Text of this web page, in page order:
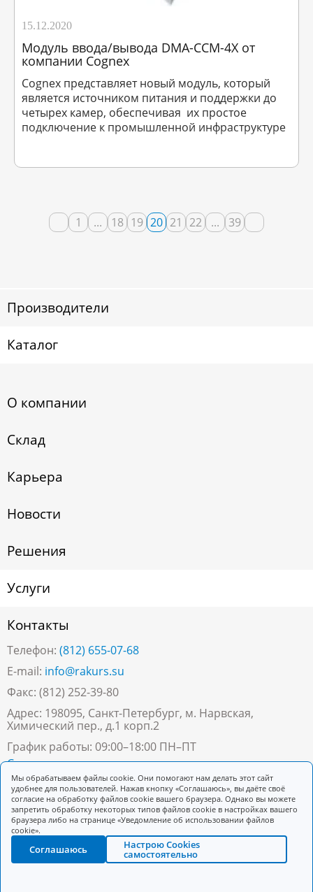
Мы обрабатываем файлы cookie. Они помогают нам делать этот сайт
удобнее для пользователей. Нажав кнопку «Соглашаюсь», вы даёте своё
согласие на обработку файлов cookie вашего браузера. Однако вы можете
запретить обработку некоторых типов файлов cookie в настройках вашего
браузера либо на странице «Уведомление об использовании файлов
cookie».
Соглашаюсь Настрою Cookies
самостоятельно
15.12.2020
Модуль ввода/вывода DMA-CCM-4X от
компании Cognex
Cognex представляет новый модуль, который
является источником питания и поддержки до
четырех камер, обеспечивая их простое
подключение к промышленной инфраструктуре
1 ... 18 19 20 21 22 ... 39
Производители
Каталог
О компании
Склад
Карьера
Новости
Решения
Услуги
Контакты
Телефон: (812) 655-07-68
E-mail: info@rakurs.su
Факс: (812) 252-39-80
Адрес: 198095, Санкт-Петербург, м. Нарвская,
Химический пер., д.1 корп.2
График работы: 09:00–18:00 ПН–ПТ
Скачать реквизиты
Заказать звонок
© 1991-2026, Rakurs